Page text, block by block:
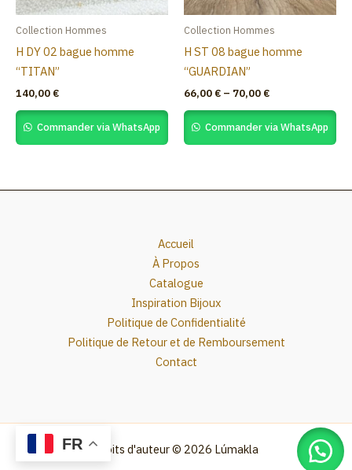
Collection Hommes
H DY 02 bague homme
“TITAN”
140,00 €
Commander via WhatsApp
Collection Hommes
H ST 08 bague homme
“GUARDIAN”
66,00 € – 70,00 €
may
be
chosen
on
the
product
pageCommander via WhatsApp
Accueil
À Propos
Catalogue
Inspiration Bijoux
Politique de Confidentialité
Politique de Retour et de Remboursement
Contact
Droits d'auteur © 2026 Lúmakla
FR